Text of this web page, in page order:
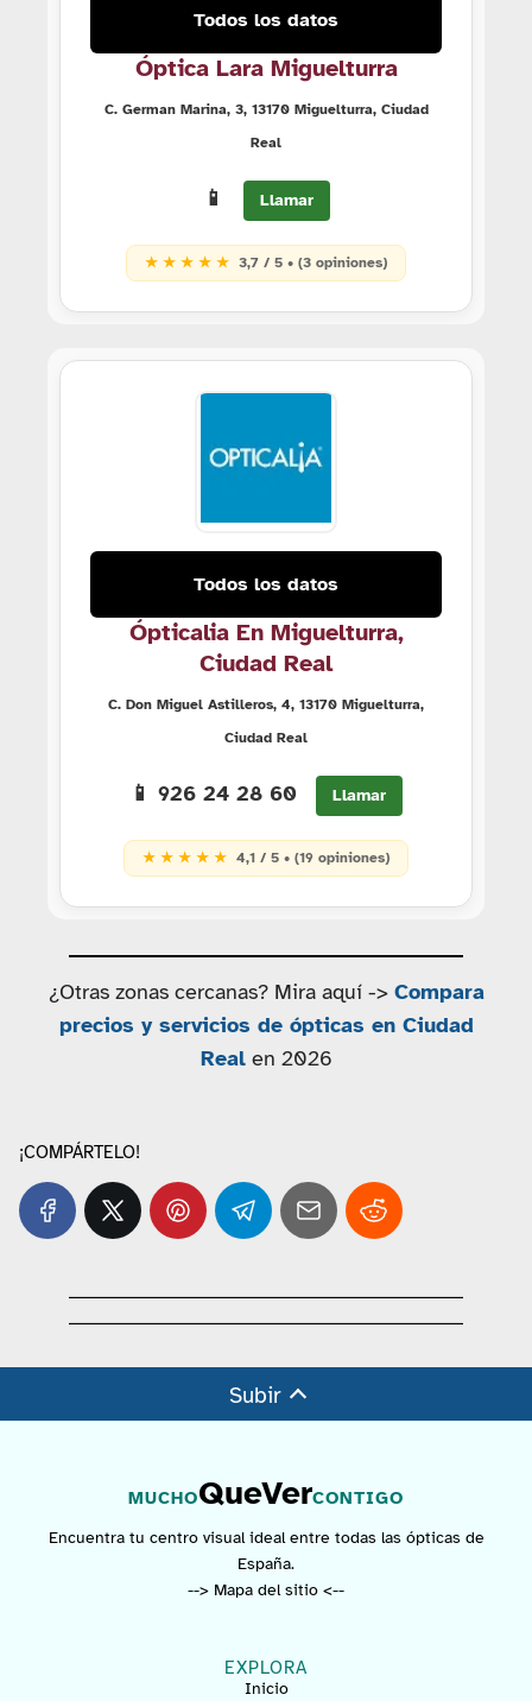
Todos los datos
Óptica Lara Miguelturra
C. German Marina, 3, 13170 Miguelturra, Ciudad
Real
📱 Llamar
★ ★ ★ ★ ★ 3,7 / 5 • (3 opiniones)
Todos los datos
Ópticalia En Miguelturra,
Ciudad Real
C. Don Miguel Astilleros, 4, 13170 Miguelturra,
Ciudad Real
📱 926 24 28 60 Llamar
★ ★ ★ ★ ★ 4,1 / 5 • (19 opiniones)
¿Otras zonas cercanas? Mira aquí -> Compara
precios y servicios de ópticas en Ciudad
Realen 2026
¡COMPÁRTELO!
Subir
MUCHOQueVerCONTIGO
Encuentra tu centro visual ideal entre todas las ópticas de
España.
--> Mapa del sitio <--
EXPLORA
Inicio